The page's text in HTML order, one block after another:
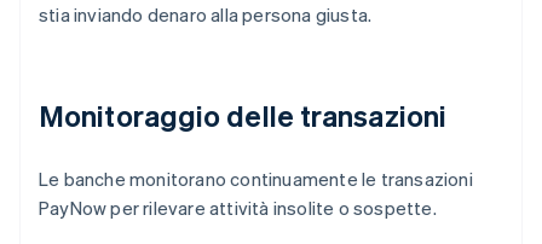
stia inviando denaro alla persona giusta.
Monitoraggio delle transazioni
Le banche monitorano continuamente le transazioni
PayNow per rilevare attività insolite o sospette.